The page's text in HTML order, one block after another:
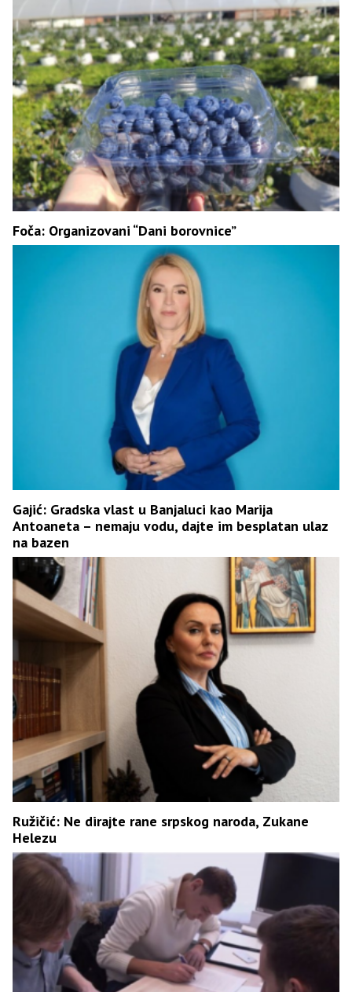
Foča: Organizovani “Dani borovnice”
Gajić: Gradska vlast u Banjaluci kao Marija
Antoaneta – nemaju vodu, dajte im besplatan ulaz
na bazen
Ružičić: Ne dirajte rane srpskog naroda, Zukane
Helezu